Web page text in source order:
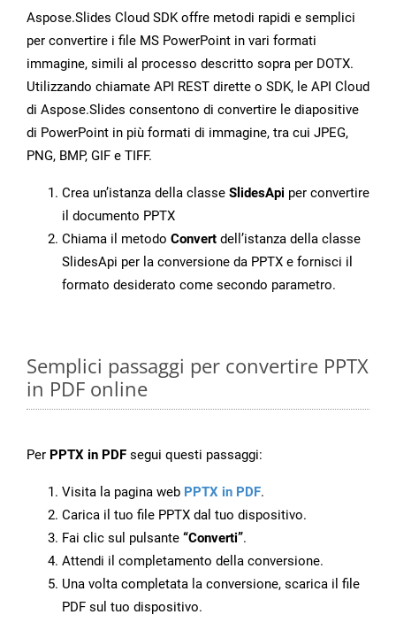
Aspose.Slides Cloud SDK offre metodi rapidi e semplici
per convertire i file MS PowerPoint in vari formati
immagine, simili al processo descritto sopra per DOTX.
Utilizzando chiamate API REST dirette o SDK, le API Cloud
di Aspose.Slides consentono di convertire le diapositive
di PowerPoint in più formati di immagine, tra cui JPEG,
PNG, BMP, GIF e TIFF.
Crea un’istanza della classe SlidesApi per convertire
il documento PPTX
Chiama il metodo Convert dell’istanza della classe
SlidesApi per la conversione da PPTX e fornisci il
formato desiderato come secondo parametro.
Semplici passaggi per convertire PPTX
in PDF online
Per PPTX in PDF segui questi passaggi:
Visita la pagina web PPTX in PDF.
Carica il tuo file PPTX dal tuo dispositivo.
Fai clic sul pulsante “Converti”.
Attendi il completamento della conversione.
Una volta completata la conversione, scarica il file
PDF sul tuo dispositivo.